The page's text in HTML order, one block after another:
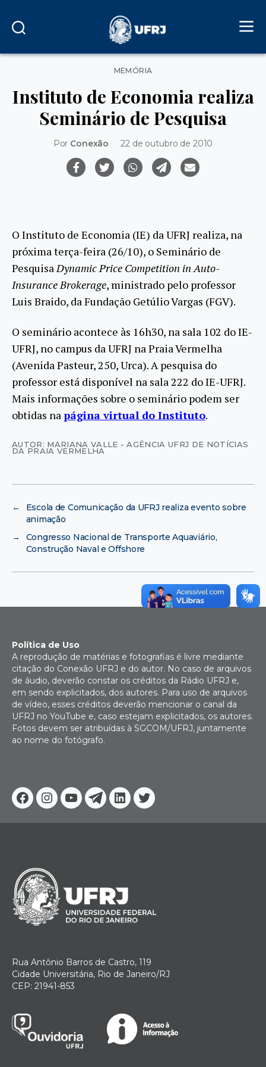
Categorias
MEMÓRIA
Instituto de Economia realiza
Seminário de Pesquisa
Por Conexão 22 de outubro de 2010
O Instituto de Economia (IE) da UFRJ realiza, na
próxima terça-feira (26/10), o Seminário de
PesquisaDynamic Price Competition in Auto-
Insurance Brokerage, ministrado pelo professor
Luis Braido, da Fundação Getúlio Vargas (FGV).
O seminário acontece às 16h30, na sala 102 do IE-
UFRJ, no campus da UFRJ na Praia Vermelha
(Avenida Pasteur, 250, Urca). A pesquisa do
professor está disponível na sala 222 do IE-UFRJ.
Mais informações sobre o seminário podem ser
obtidas na página virtual do Instituto.
AUTOR: MARIANA VALLE - AGÊNCIA UFRJ DE NOTÍCIAS
DA PRAIA VERMELHA
←
Escola de Comunicação da UFRJ realiza evento sobre
animação
→
Congresso Nacional de Transporte Aquaviário,
Construção Naval e Offshore
Facebook
Instagram
YoutubeTelegram
Linkedin
Twitter
Política de Uso
A reprodução de matérias e fotografias é livre mediante
citação do Conexão UFRJ e do autor. No caso de arquivos
de áudio, deverão constar os créditos da Rádio UFRJ e,
em sendo explicitados, dos autores. Para uso de arquivos
de vídeo, esses créditos deverão mencionar o canal da
UFRJ no YouTube e, caso estejam explicitados, os autores.
Fotos devem ser atribuídas à SGCOM/UFRJ, juntamente
ao nome do fotógrafo.
Rua Antônio Barros de Castro, 119
Cidade Universitária, Rio de Janeiro/RJ
CEP: 21941-853